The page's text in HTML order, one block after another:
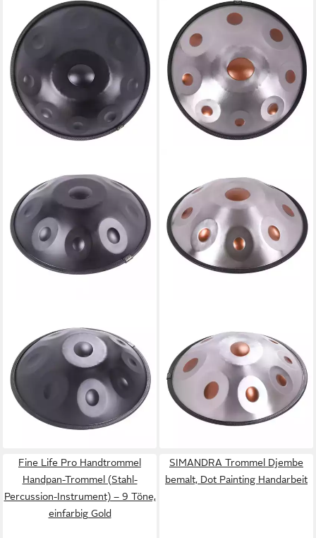
Handtrommel Handpan-
Trommel (Stahl-Percussion-
Instrument) – 9 Töne,
einfarbig
229,00 €
264,00 €
-13%
lieferbar - in 4-5 Werktagen bei dir
Handtrommel Handpan-
Trommel (Stahl-Percussion-
Instrument)
264,00 €
lieferbar - in 4-5 Werktagen bei dir
Fine Life Pro Handtrommel
Handpan-Trommel (Stahl-
Percussion-Instrument) – 9 Töne,
einfarbig Gold
SIMANDRA Trommel Djembe
bemalt, Dot Painting Handarbeit